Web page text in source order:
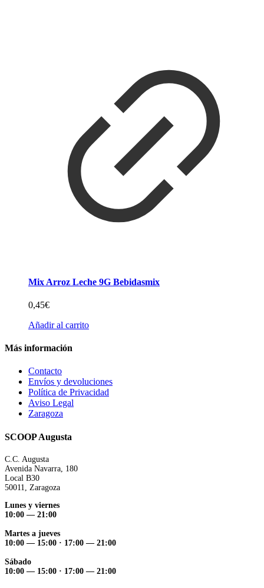
Mix Arroz Leche 9G Bebidasmix
0,45€
Añadir al carrito
Más información
Contacto
Envíos y devoluciones
Política de Privacidad
Aviso Legal
Zaragoza
SCOOP Augusta
C.C. Augusta
Avenida Navarra, 180
Local B30
50011, Zaragoza
Lunes y viernes
10:00 — 21:00
Martes a jueves
10:00 — 15:00 · 17:00 — 21:00
Sábado
10:00 — 15:00 · 17:00 — 21:00